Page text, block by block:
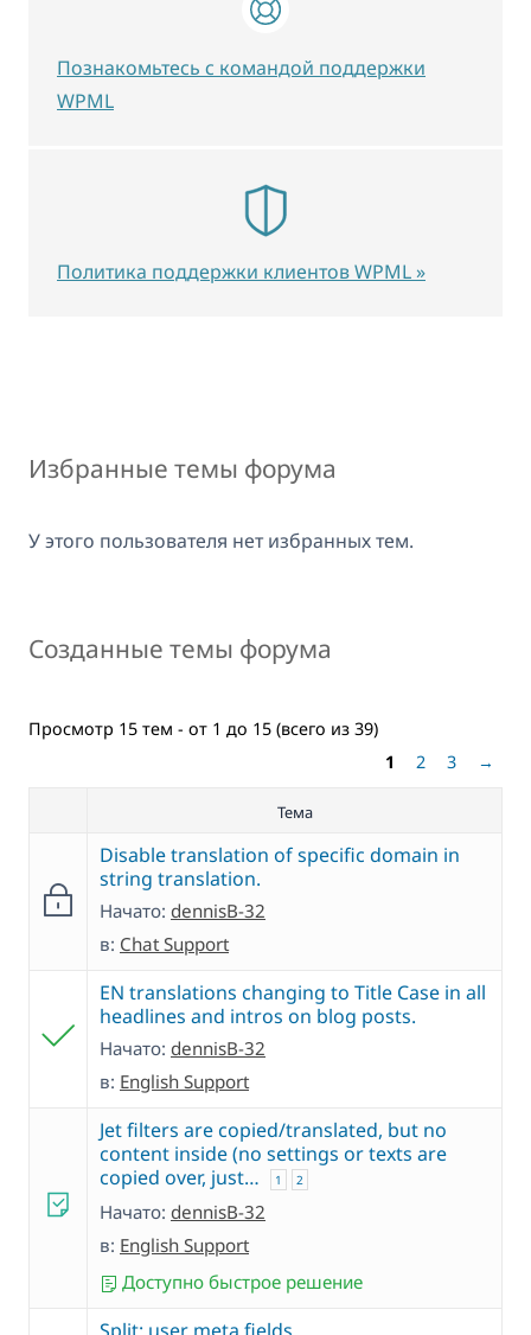
Избранные темы форума
У этого пользователя нет избранных тем.
Созданные темы форума
Просмотр 15 тем - от 1 до 15 (всего из 39)
1
2 3 →
Тема
Disable translation of specific domain in
string translation.
Начато: dennisB-32
в: Chat Support
EN translations changing to Title Case in all
headlines and intros on blog posts.
Начато: dennisB-32
в: English Support
Jet filters are copied/translated, but no
content inside (no settings or texts are
copied over, just…
1 2
Начато: dennisB-32
в: English Support
Доступно быстрое решение
Познакомьтесь с командой поддержки
WPML
Политика поддержки клиентов WPML »